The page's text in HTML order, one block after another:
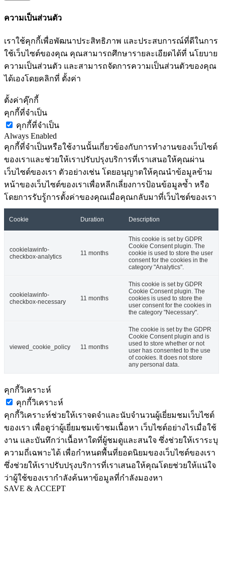
ความเป็นส่วนตัว
เราใช้คุกกี้เพื่อพัฒนาประสิทธิภาพ และประสบการณ์ที่ดีในการ
ใช้เว็บไซต์ของคุณ คุณสามารถศึกษารายละเอียดได้ที่ นโยบาย
ความเป็นส่วนตัว และสามารถจัดการความเป็นส่วนตัวของคุณ
ได้เองโดยคลิกที่ ตั้งค่า
ตั้งค่าคุ๊กกี้
คุกกี้ที่จำเป็น
คุกกี้ที่จำเป็น
Always Enabled
คุกกี้ที่จำเป็นหรือใช้งานนั้นเกี่ยวข้องกับการทำงานของเว็บไซต์
ของเราและช่วยให้เราปรับปรุงบริการที่เราเสนอให้คุณผ่าน
เว็บไซต์ของเรา ตัวอย่างเช่น โดยอนุญาตให้คุณนำข้อมูลข้าม
หน้าของเว็บไซต์ของเราเพื่อหลีกเลี่ยงการป้อนข้อมูลซ้ำ หรือ
โดยการรับรู้การตั้งค่าของคุณเมื่อคุณกลับมาที่เว็บไซต์ของเรา
Cookie Duration Description
cookielawinfo-
checkbox-analytics
11 months
This cookie is set by GDPR
Cookie Consent plugin. The
cookie is used to store the user
consent for the cookies in the
category "Analytics".
cookielawinfo-
checkbox-necessary
11 months
This cookie is set by GDPR
Cookie Consent plugin. The
cookies is used to store the
user consent for the cookies in
the category "Necessary".
viewed_cookie_policy 11 months
The cookie is set by the GDPR
Cookie Consent plugin and is
used to store whether or not
user has consented to the use
of cookies. It does not store
any personal data.
คุกกี้วิเคราะห์
คุกกี้วิเคราะห์
คุกกี้วิเคราะห์ช่วยให้เราจดจำและนับจำนวนผู้เยี่ยมชมเว็บไซต์
ของเรา เพื่อดูว่าผู้เยี่ยมชมเข้าชมเนื้อหา เว็บไซต์อย่างไรเมื่อใช้
งาน และบันทึกว่าเนื้อหาใดที่ผู้ชมดูและสนใจ ซึ่งช่วยให้เราระบุ
ความถี่เฉพาะได้ เพื่อกำหนดพื้นที่ยอดนิยมของเว็บไซต์ของเรา
ซึ่งช่วยให้เราปรับปรุงบริการที่เราเสนอให้คุณโดยช่วยให้แน่ใจ
ว่าผู้ใช้ของเรากำลังค้นหาข้อมูลที่กำลังมองหา
SAVE & ACCEPT